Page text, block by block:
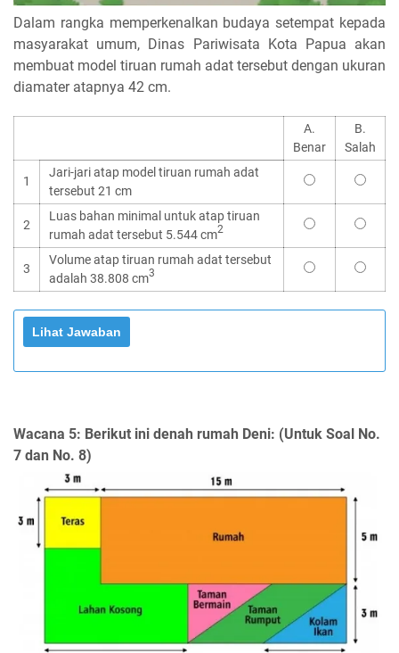
Dalam rangka memperkenalkan budaya setempat kepada
masyarakat umum, Dinas Pariwisata Kota Papua akan
membuat model tiruan rumah adat tersebut dengan ukuran
diamater atapnya 42 cm.
A.
Benar
B.
Salah
1
Jari-jari atap model tiruan rumah adat
tersebut 21 cm
2
Luas bahan minimal untuk atap tiruan
rumah adat tersebut 5.544 cm2
3
Volume atap tiruan rumah adat tersebut
adalah 38.808 cm3
Wacana 5: Berikut ini denah rumah Deni: (Untuk Soal No.
7 dan No. 8)